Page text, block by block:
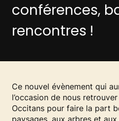
conférences,
rencontres !
Ce nouvel évènement qui
l’occasion de nous
Occitans pour faire la part